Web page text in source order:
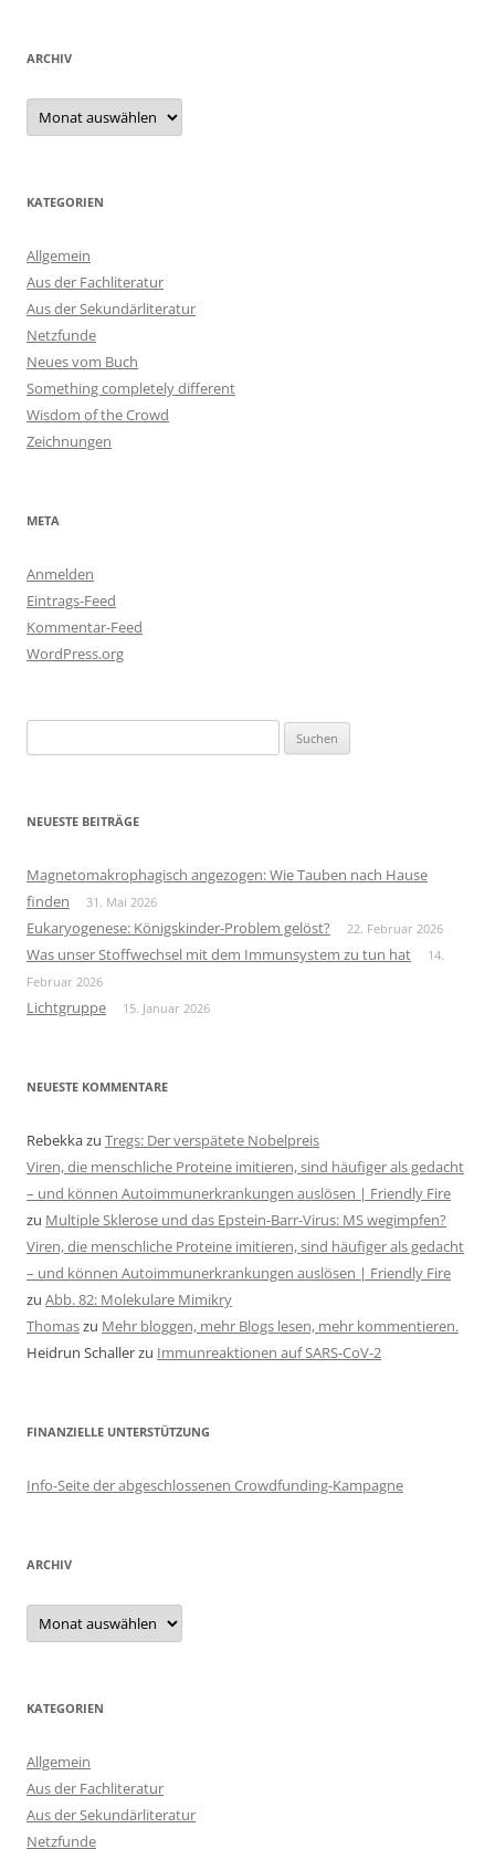
ARCHIV
Archiv
KATEGORIEN
Allgemein
Aus der Fachliteratur
Aus der Sekundärliteratur
Netzfunde
Neues vom Buch
Something completely different
Wisdom of the Crowd
Zeichnungen
META
Anmelden
Eintrags-Feed
Kommentar-Feed
WordPress.org
nach:
NEUESTE BEITRÄGE
Magnetomakrophagisch angezogen: Wie Tauben nach Hause
finden
31. Mai 2026
Eukaryogenese: Königskinder-Problem gelöst? 22. Februar 2026
Was unser Stoffwechsel mit dem Immunsystem zu tun hat
14.
Februar 2026
Lichtgruppe 15. Januar 2026
NEUESTE KOMMENTARE
Rebekkazu Tregs: Der verspätete Nobelpreis
Viren, die menschliche Proteine imitieren, sind häufiger als gedacht
– und können Autoimmunerkrankungen auslösen | Friendly Fire
zu Multiple Sklerose und das Epstein-Barr-Virus: MS wegimpfen?
Viren, die menschliche Proteine imitieren, sind häufiger als gedacht
– und können Autoimmunerkrankungen auslösen | Friendly Fire
zu Abb. 82: Molekulare Mimikry
Thomaszu Mehr bloggen, mehr Blogs lesen, mehr kommentieren.
Heidrun Schallerzu Immunreaktionen auf SARS-CoV-2
FINANZIELLE UNTERSTÜTZUNG
Info-Seite der abgeschlossenen Crowdfunding-Kampagne
ARCHIV
Archiv
KATEGORIEN
Allgemein
Aus der Fachliteratur
Aus der Sekundärliteratur
Netzfunde